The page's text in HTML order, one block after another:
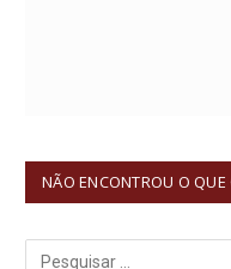
NÃO ENCONTROU O QUE